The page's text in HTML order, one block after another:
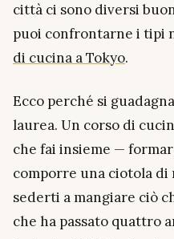
città ci sono diversi
puoi confrontarne i tipi
di cucina a Tokyo.
Ecco perché si
laurea. Un corso di
che fai insieme —
comporre una ciotola di
sederti a mangiare ciò
che ha passato quattro